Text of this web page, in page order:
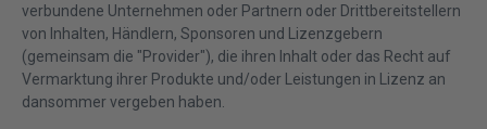
verbundene Unternehmen oder Partnern oder Drittbereitstellern
von Inhalten, Händlern, Sponsoren und Lizenzgebern
(gemeinsam die "Provider"), die ihren Inhalt oder das Recht auf
Vermarktung ihrer Produkte und/oder Leistungen in Lizenz an
dansommer vergeben haben.